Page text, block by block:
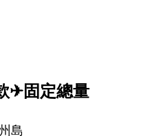
✈固定總量
島